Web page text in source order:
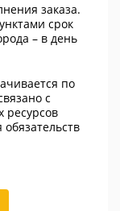
заказа.
срок
– в день
по
с
ресурсов